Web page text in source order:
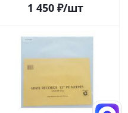
1 450₽/шт